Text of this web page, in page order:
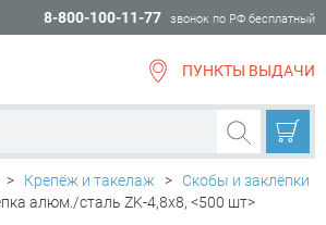
8-800-100-11-77 звонок по РФ бесплатный
ПУНКТЫ ВЫДАЧИ
> Крепёж и такелаж >
Скобы и заклёпки
алюм./сталь ZK-4,8х8, <500 шт>